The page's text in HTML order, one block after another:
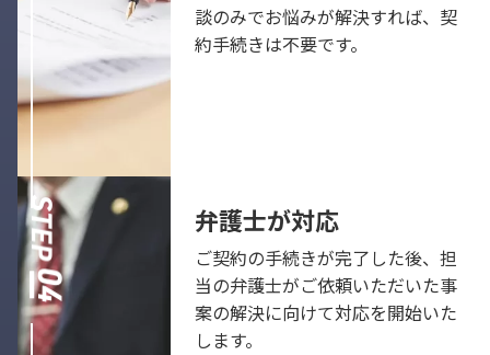
談のみでお悩みが解決すれば、契
約手続きは不要です。
弁護士が対応
ご契約の手続きが完了した後、担
当の弁護士がご依頼いただいた事
案の解決に向けて対応を開始いた
します。